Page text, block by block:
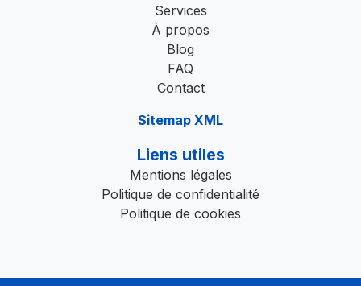
Services
À propos
Blog
FAQ
Contact
Sitemap XML
Liens utiles
Mentions légales
Politique de confidentialité
Politique de cookies